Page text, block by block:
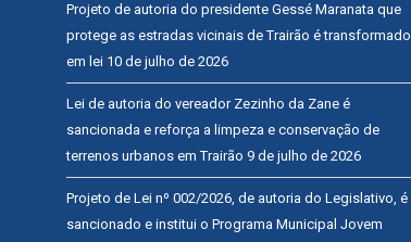
Projeto de autoria do presidente Gessé Maranata que
protege as estradas vicinais de Trairão é transformado
em lei 10 de julho de 2026
Lei de autoria do vereador Zezinho da Zane é
sancionada e reforça a limpeza e conservação de
terrenos urbanos em Trairão 9 de julho de 2026
Projeto de Lei nº 002/2026, de autoria do Legislativo, é
sancionado e institui o Programa Municipal Jovem